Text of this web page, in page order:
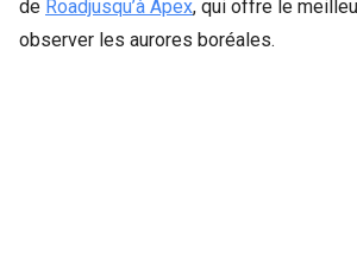
de Roadjusqu’à Apex, qui offre le
observer les aurores boréales.